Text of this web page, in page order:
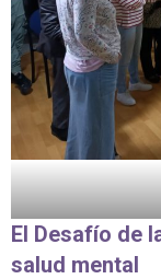
El Desafío de
salud mental